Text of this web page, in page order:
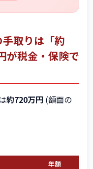
手取りは「約
税金・保険で
約720万円 (額面の
年額